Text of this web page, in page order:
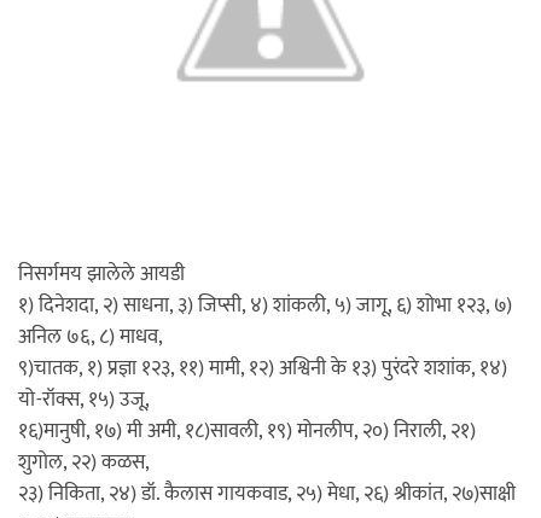
निसर्गमय झालेले आयडी
१) दिनेशदा, २) साधना, ३) जिप्सी, ४) शांकली, ५) जागू, ६) शोभा १२३, ७)
अनिल ७६, ८) माधव,
९)चातक, १) प्रज्ञा १२३, ११) मामी, १२) अश्विनी के १३) पुरंदरे शशांक, १४)
यो-रॉक्स, १५) उजू,
१६)मानुषी, १७) मी अमी, १८)सावली, १९) मोनलीप, २०) निराली, २१)
शुगोल, २२) कळस,
२३) निकिता, २४) डॉ. कैलास गायकवाड, २५) मेधा, २६) श्रीकांत, २७)साक्षी